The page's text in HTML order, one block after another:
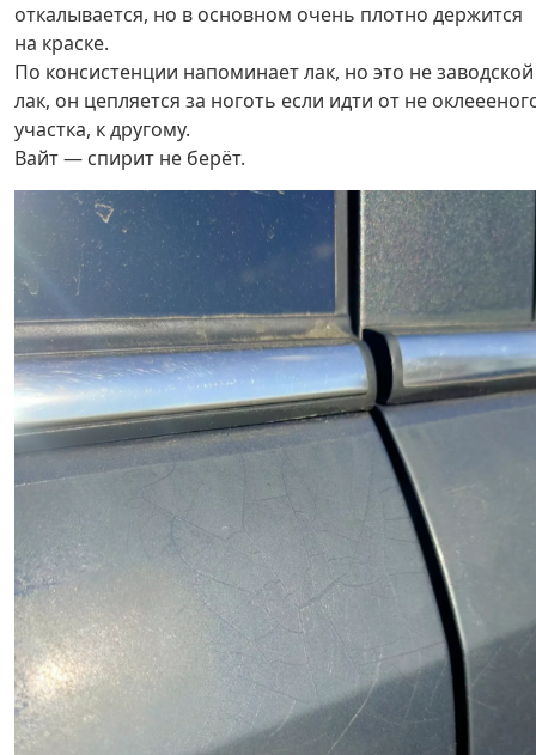
откалывается, но в основном очень плотно держится
на краске.
По консистенции напоминает лак, но это не заводской
лак, он цепляется за ноготь если идти от не
участка, к другому.
Вайт — спирит не берёт.